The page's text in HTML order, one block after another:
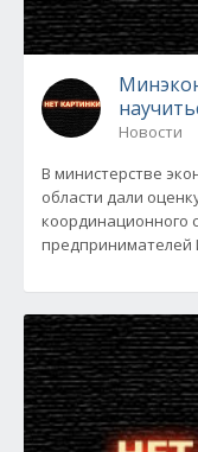
Новости
В министерстве
области дали
координационного